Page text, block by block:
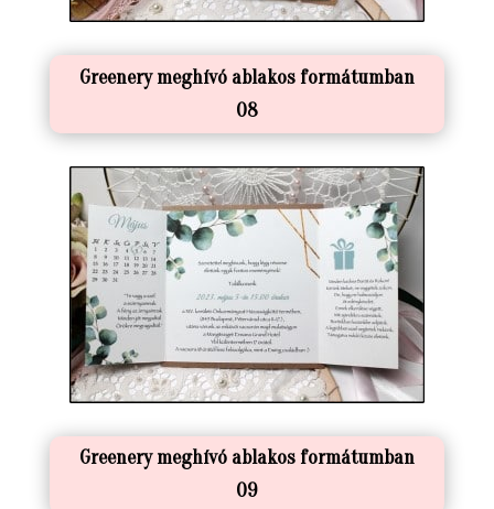
Greenery meghívó ablakos formátumban
08
Greenery meghívó ablakos formátumban
09